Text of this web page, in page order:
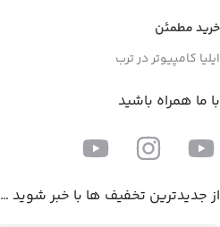
خرید مطمئن
ایلیا کامپیوتر در ترب
با ما همراه باشید
از جدیدترین تخفیف ها با خبر شوید …